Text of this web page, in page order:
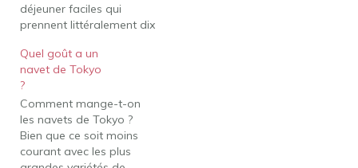
déjeuner faciles qui
prennent littéralement dix
Omelette 3 minutes au
micro-ondes dans une
tasse. Pomme de terre
au four chargée au
micro-ondes. Smoothie
chocolat-avocat à trois
ingrédients. Riz de chou-
Quel goût a un
navet de Tokyo
?
Comment mange-t-on
les navets de Tokyo ?
Bien que ce soit moins
courant avec les plus